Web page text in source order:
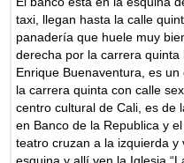
taxi, llegan hasta la calle
panadería que huele muy
derecha por la carrera
Enrique Buenaventura, es
la carrera quinta con calle
centro cultural de Cali, es de
en Banco de la Republica y
teatro cruzan a la izquierda
esquina y allí ven la Iglesia